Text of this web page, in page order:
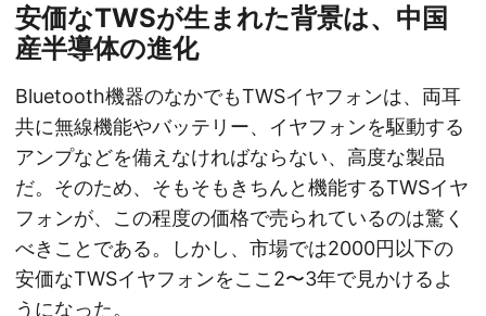
安価なTWSが生まれた背景は、中国
産半導体の進化
Bluetooth機器のなかでもTWSイヤフォンは、両耳
共に無線機能やバッテリー、イヤフォンを駆動する
アンプなどを備えなければならない、高度な製品
だ。そのため、そもそもきちんと機能するTWSイヤ
フォンが、この程度の価格で売られているのは驚く
べきことである。しかし、市場では2000円以下の
安価なTWSイヤフォンをここ2〜3年で見かけるよ
うになった。